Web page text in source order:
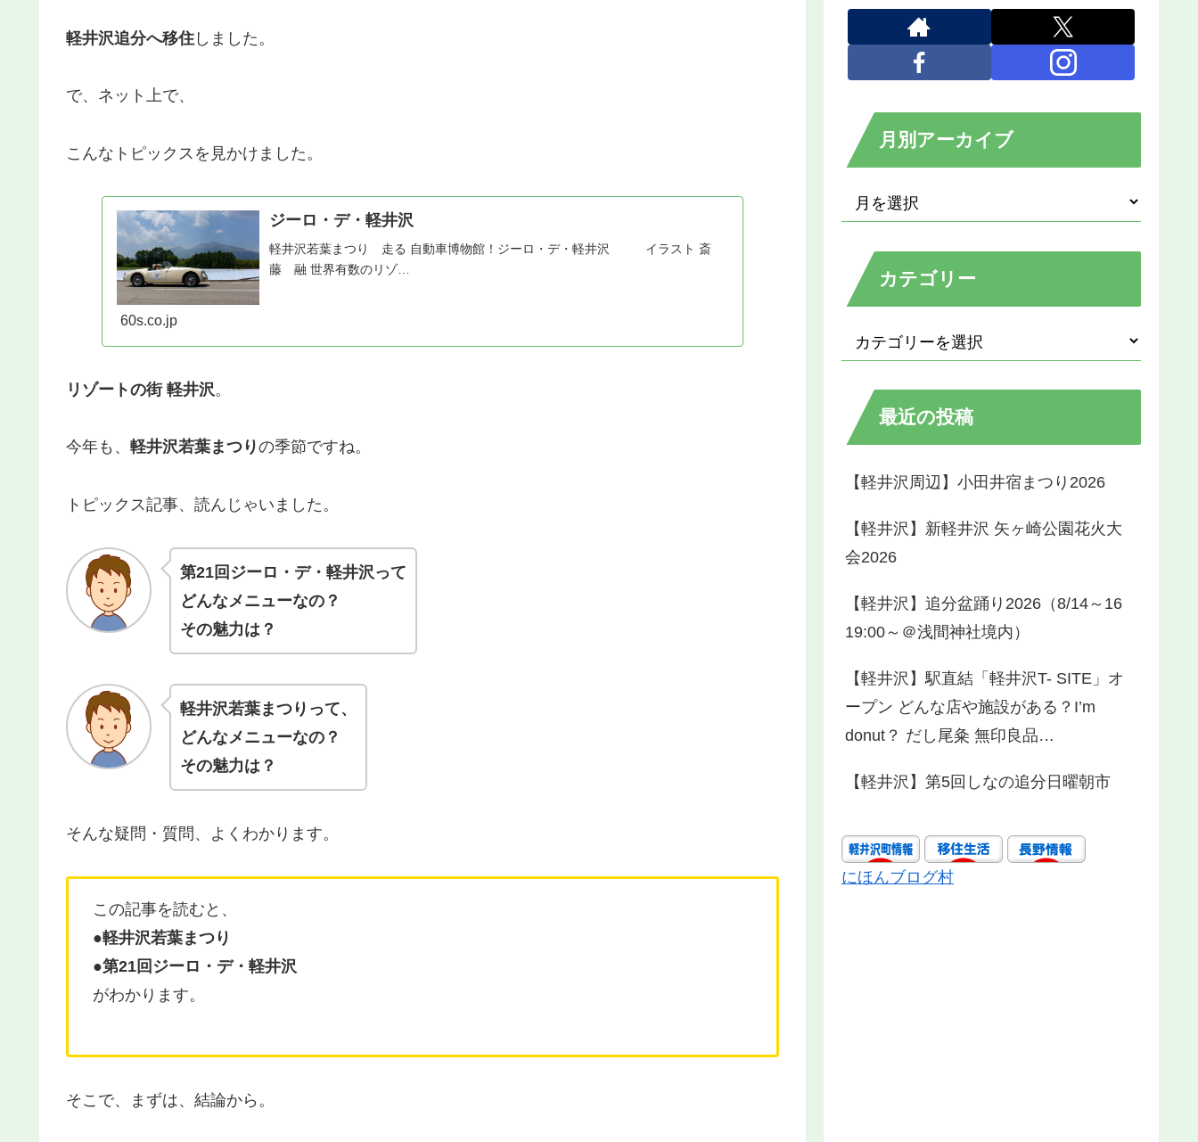
軽井沢追分へ移住 しました。
で、ネット上で、
こんなトピックスを見かけました。
ジーロ・デ・軽井沢
軽井沢若葉まつり 走る 自動車博物館！ジーロ・デ・軽井沢 イラスト 斎
藤 融 世界有数のリゾ…
60s.co.jp
リゾートの街 軽井沢。
今年も、 軽井沢若葉まつりの季節ですね。
トピックス記事、読んじゃいました。
第21回ジーロ・デ・軽井沢って
どんなメニューなの？
その魅力は？
軽井沢若葉まつりって、
どんなメニューなの？
その魅力は？
そんな疑問・質問、よくわかります。
この記事を読むと、
●軽井沢若葉まつり
●第21回ジーロ・デ・軽井沢
がわかります。
そこで、まずは、結論から。
月別アーカイブ
カテゴリー
最近の投稿
【軽井沢周辺】小田井宿まつり2026
【軽井沢】新軽井沢 矢ヶ崎公園花火大
会2026
【軽井沢】追分盆踊り2026（8/14～16
19:00～＠浅間神社境内）
【軽井沢】駅直結「軽井沢T- SITE」オ
ープン どんな店や施設がある？I’m
donut？ だし尾粂 無印良品…
【軽井沢】第5回しなの追分日曜朝市
にほんブログ村